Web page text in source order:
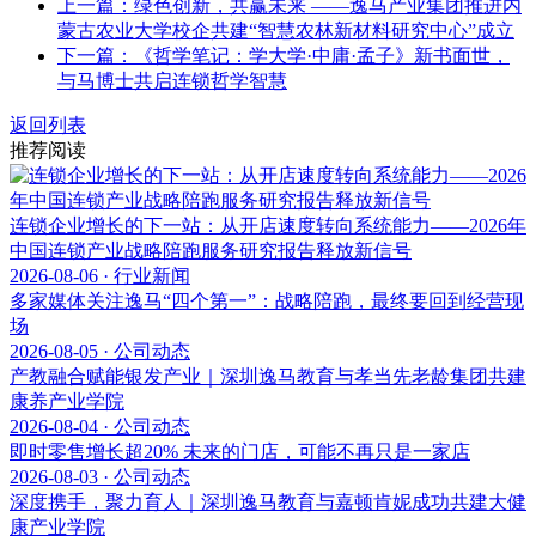
上一篇：绿色创新，共赢未来 ——逸马产业集团推进内
蒙古农业大学校企共建“智慧农林新材料研究中心”成立
下一篇：《哲学笔记：学大学·中庸·孟子》新书面世，
与马博士共启连锁哲学智慧
返回列表
推荐阅读
连锁企业增长的下一站：从开店速度转向系统能力——2026年
中国连锁产业战略陪跑服务研究报告释放新信号
2026-08-06 · 行业新闻
多家媒体关注逸马“四个第一”：战略陪跑，最终要回到经营现
场
2026-08-05 · 公司动态
产教融合赋能银发产业｜深圳逸马教育与孝当先老龄集团共建
康养产业学院
2026-08-04 · 公司动态
即时零售增长超20% 未来的门店，可能不再只是一家店
2026-08-03 · 公司动态
深度携手，聚力育人｜深圳逸马教育与嘉顿肯妮成功共建大健
康产业学院